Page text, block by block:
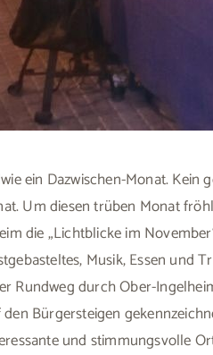
ein Dazwischen-Monat.
Um diesen trüben Monat
die „Lichtblicke im
Musik, Essen und
Rundweg durch Ober-
Bürgersteigen
und stimmungsvolle